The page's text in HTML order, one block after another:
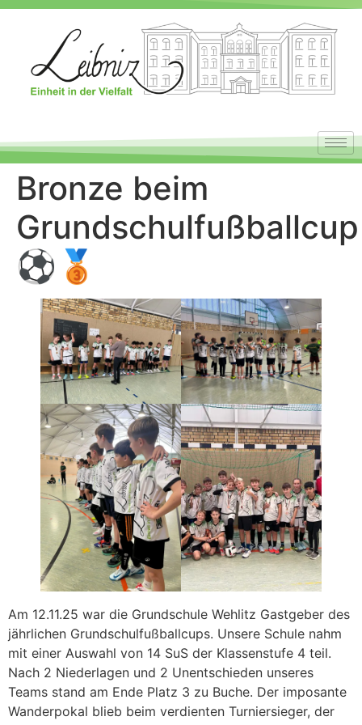
Bronze beim
Grundschulfußballcup
⚽🥉
Am 12.11.25 war die Grundschule Wehlitz Gastgeber des
jährlichen Grundschulfußballcups. Unsere Schule nahm
mit einer Auswahl von 14 SuS der Klassenstufe 4 teil.
Nach 2 Niederlagen und 2 Unentschieden unseres
Teams stand am Ende Platz 3 zu Buche. Der imposante
Wanderpokal blieb beim verdienten Turniersieger, der